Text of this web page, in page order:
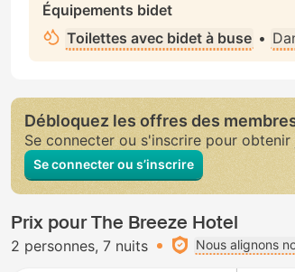
Équipements bidet
Toilettes avec bidet à buse •
Débloquez les offres des
Se connecter ou s'inscrire pour obtenir
Se connecter ou s’inscrire
Prix pour The Breeze Hotel
2 personnes 7 nuits Nous alignons